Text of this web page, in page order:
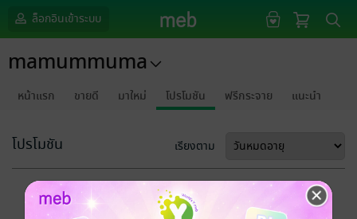
ล็อกอินเข้าระบบ
mamummuma
หน้าแรก ขายดี มาใหม่ โปรโมชัน ฟรีกระจาย แนะนำ
โปรโมชัน เรียงตาม